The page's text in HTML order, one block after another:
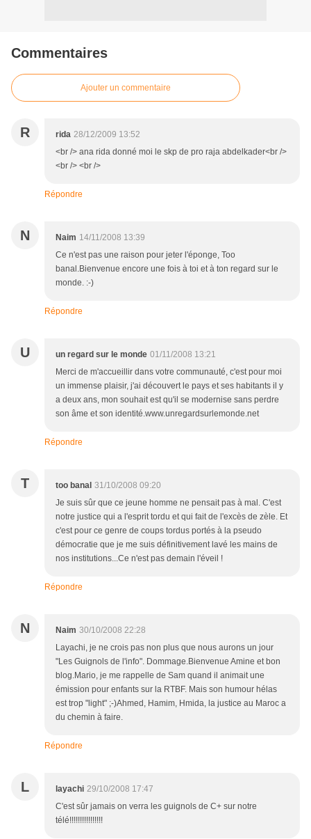
Commentaires
Ajouter un commentaire
R rida 28/12/2009 13:52
<br /> ana rida donné moi le skp de pro raja abdelkader<br />
<br /> <br />
Répondre
N Naim 14/11/2008 13:39
Ce n'est pas une raison pour jeter l'éponge, Too
banal.Bienvenue encore une fois à toi et à ton regard sur le
monde. :-)
Répondre
U un regard sur le monde 01/11/2008 13:21
Merci de m'accueillir dans votre communauté, c'est pour moi
un immense plaisir, j'ai découvert le pays et ses habitants il y
a deux ans, mon souhait est qu'il se modernise sans perdre
son âme et son identité.www.unregardsurlemonde.net
Répondre
T too banal 31/10/2008 09:20
Je suis sûr que ce jeune homme ne pensait pas à mal. C'est
notre justice qui a l'esprit tordu et qui fait de l'excès de zèle. Et
c'est pour ce genre de coups tordus portés à la pseudo
démocratie que je me suis définitivement lavé les mains de
nos institutions...Ce n'est pas demain l'éveil !
Répondre
N Naim 30/10/2008 22:28
Layachi, je ne crois pas non plus que nous aurons un jour
"Les Guignols de l'info". Dommage.Bienvenue Amine et bon
blog.Mario, je me rappelle de Sam quand il animait une
émission pour enfants sur la RTBF. Mais son humour hélas
est trop "light" ;-)Ahmed, Hamim, Hmida, la justice au Maroc a
du chemin à faire.
Répondre
L layachi 29/10/2008 17:47
C'est sûr jamais on verra les guignols de C+ sur notre
télé!!!!!!!!!!!!!!!!